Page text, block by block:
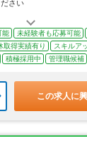
さい
能 未経験者も応募可能
取得実績有り スキルア
積極採用中 管理職候補
この求人に